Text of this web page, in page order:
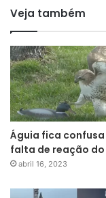
Veja também
Águia fica
falta de reação
abril 16, 2023